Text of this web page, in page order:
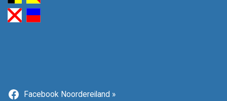
Facebook Noordereiland »